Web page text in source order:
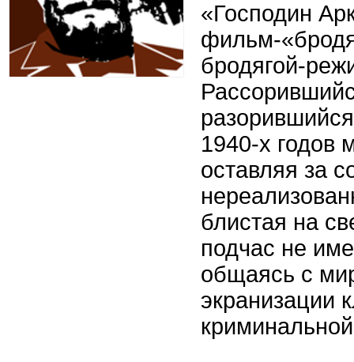
«Господин
фильм-
бродягой-
1940-х годов
оставляя за
блистая на
подчас не
общаясь с
экранизации